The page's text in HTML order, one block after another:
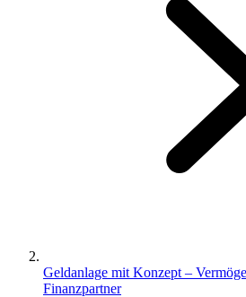
Geldanlage mit Konzept –
Finanzpartner